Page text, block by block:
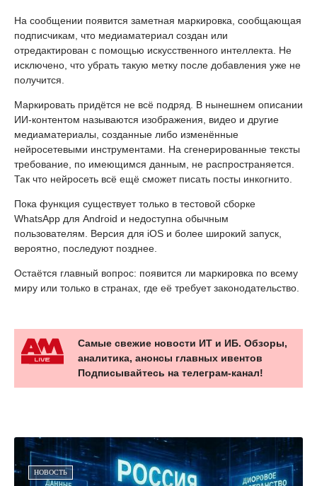
На сообщении появится заметная маркировка, сообщающая
подписчикам, что медиаматериал создан или
отредактирован с помощью искусственного интеллекта. Не
исключено, что убрать такую метку после добавления уже не
получится.
Маркировать придётся не всё подряд. В нынешнем описании
ИИ-контентом называются изображения, видео и другие
медиаматериалы, созданные либо изменённые
нейросетевыми инструментами. На сгенерированные тексты
требование, по имеющимся данным, не распространяется.
Так что нейросеть всё ещё сможет писать посты инкогнито.
Пока функция существует только в тестовой сборке
WhatsApp для Android и недоступна обычным
пользователям. Версия для iOS и более широкий запуск,
вероятно, последуют позднее.
Остаётся главный вопрос: появится ли маркировка по всему
миру или только в странах, где её требует законодательство.
Самые свежие новости ИТ и ИБ. Обзоры,
аналитика, анонсы главных ивентов
Подписывайтесь на телеграм-канал!
НОВОСТЬ